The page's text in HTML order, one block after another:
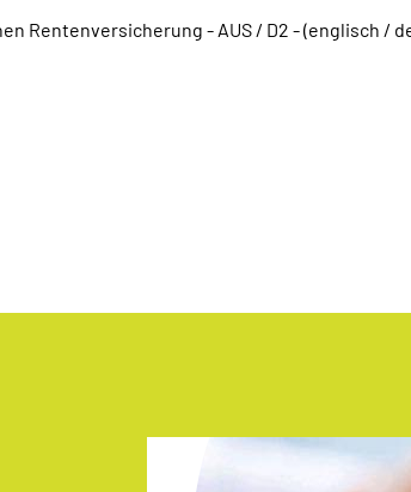
Rentenversicherung - AUS / D2 - (englisch /